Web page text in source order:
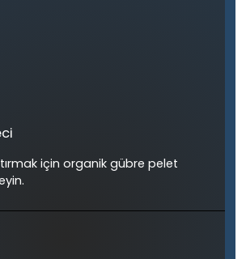
için organik gübre pelet